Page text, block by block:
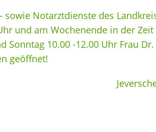
sowie Notarztdienste des
und am Wochenende in der Zeit
Sonntag 10.00 -12.00 Uhr Frau
geöffnet!